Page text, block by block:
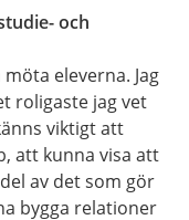
och
eleverna. Jag
roligaste jag vet
viktigt att
att kunna visa att
av det som gör
bygga relationer